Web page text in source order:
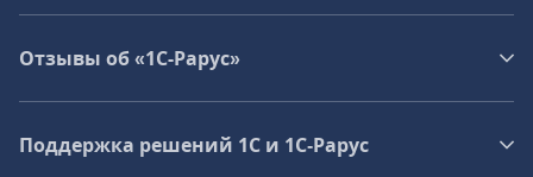
Отзывы об «1С-Рарус»
Поддержка решений 1С и 1С‑Рарус